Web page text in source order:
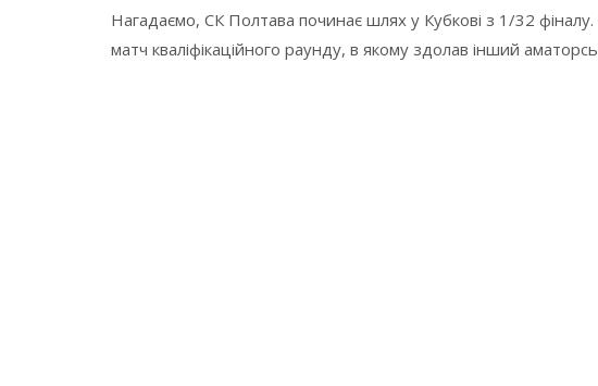
Нагадаємо, СК Полтава починає шлях у Кубкові з 1/32
матч кваліфікаційного раунду, в якому здолав інший